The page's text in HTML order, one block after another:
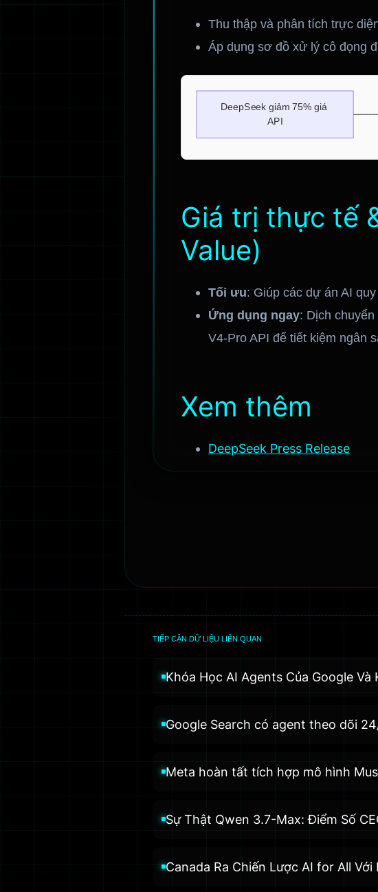
Thu thập và phân tích trực
Áp dụng sơ đồ xử lý cô đọng
Giá trị thực tế
Value)
Tối ưu: Giúp các dự án AI
Ứng dụng ngay: Dịch
V4-Pro API để tiết kiệm ngân
Xem thêm
DeepSeek Press Release
TIẾP CẬN DỮ LIỆU LIÊN QUAN
Khóa Học AI Agents Của Google
Google Search có agent theo dõi
Meta hoàn tất tích hợp mô hình
Sự Thật Qwen 3.7-Max: Điểm Số
Canada Ra Chiến Lược AI for All